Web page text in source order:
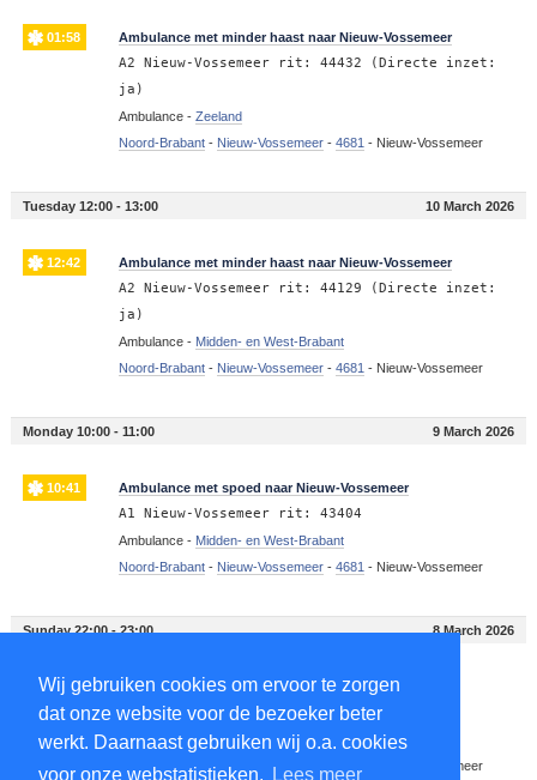
Wij gebruiken cookies om ervoor te zorgen
dat onze website voor de bezoeker beter
werkt. Daarnaast gebruiken wij o.a. cookies
voor onze webstatistieken.
Lees meer
01:58 Ambulance met minder haast naar Nieuw-Vossemeer
A2 Nieuw-Vossemeer rit: 44432 (Directe inzet:
ja)
Ambulance - Zeeland
Noord-Brabant- Nieuw-Vossemeer- 4681- Nieuw-Vossemeer
Tuesday 12:00 - 13:00 10 March 2026
12:42 Ambulance met minder haast naar Nieuw-Vossemeer
A2 Nieuw-Vossemeer rit: 44129 (Directe inzet:
ja)
Ambulance - Midden- en West-Brabant
Noord-Brabant- Nieuw-Vossemeer- 4681- Nieuw-Vossemeer
Monday 10:00 - 11:00 9 March 2026
10:41 Ambulance met spoed naar Nieuw-Vossemeer
A1 Nieuw-Vossemeer rit: 43404
Ambulance - Midden- en West-Brabant
Noord-Brabant- Nieuw-Vossemeer- 4681- Nieuw-Vossemeer
Sunday 22:00 - 23:00 8 March 2026
22:09 Ambulance met spoed naar Nieuw-Vossemeer
A1 Nieuw-Vossemeer rit: 43179
Ambulance -Midden- en West-Brabant
Noord-Brabant
- Nieuw-Vossemeer Nieuw-Vossemeer